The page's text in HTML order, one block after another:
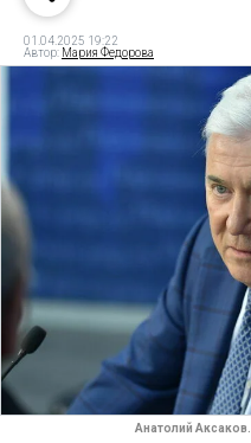
01.04.2025 19:22
Автор: Мария Федорова
Анатолий Аксаков.